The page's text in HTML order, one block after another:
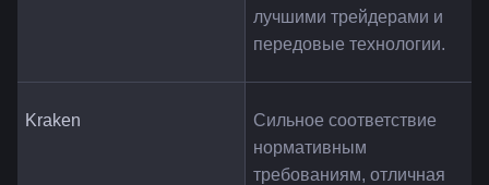
лучшими трейдерами и
передовые технологии.
Kraken
Сильное соответствие
нормативным
требованиям, отличная